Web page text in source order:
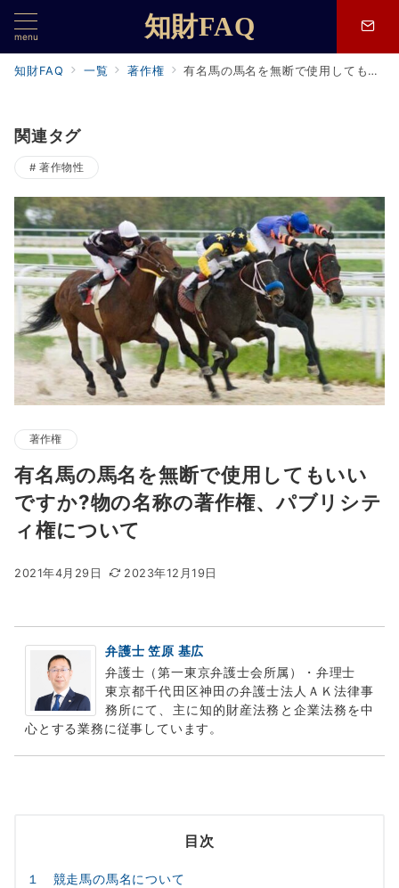
menu 知財FAQ
知財FAQ 一覧 著作権 有名馬の馬名を無断で使用してもいいですか?物の名称の著作権、パブリシティ権について
関連タグ
著作物性
著作権
有名馬の馬名を無断で使用してもいい
ですか?物の名称の著作権、パブリシテ
ィ権について
2021年4月29日 2023年12月19日
弁護士 笠原 基広
弁護士（第一東京弁護士会所属）・弁理士
東京都千代田区神田の弁護士法人ＡＫ法律事
務所にて、主に知的財産法務と企業法務を中
心とする業務に従事しています。
目次
１ 競走馬の馬名について